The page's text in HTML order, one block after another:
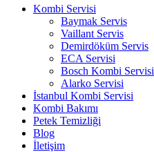
Kombi Servisi
Baymak Servis
Vaillant Servis
Demirdöküm Servis
ECA Servisi
Bosch Kombi Servisi
Alarko Servisi
İstanbul Kombi Servisi
Kombi Bakımı
Petek Temizliği
Blog
İletişim